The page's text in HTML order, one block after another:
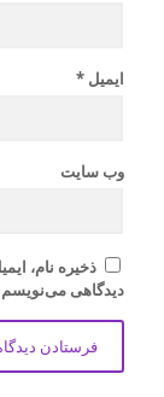
ایمیل *
وب‌ سایت
ذخیره نام،
دیدگاهی